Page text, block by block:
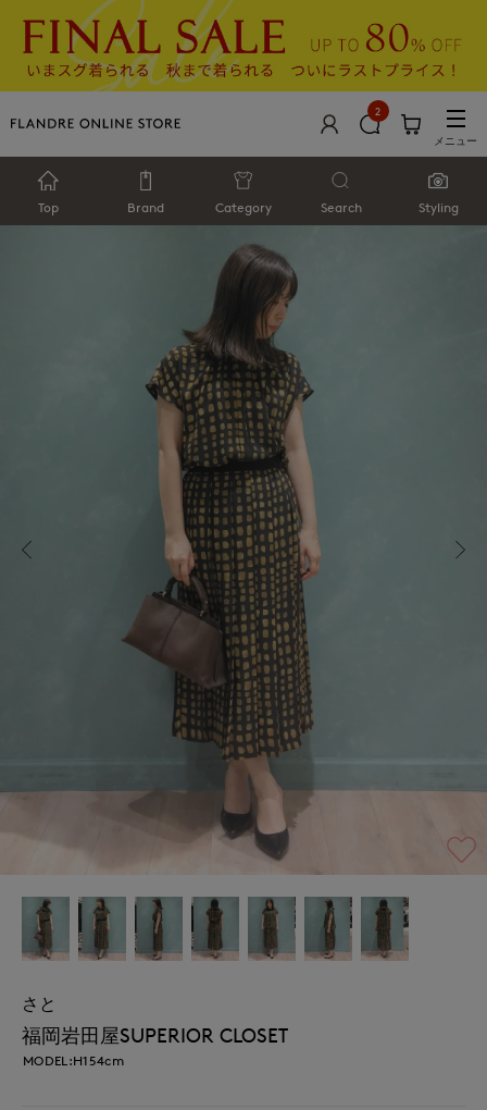
2
メニュー
Top Brand Category Search Styling
さと
福岡岩田屋SUPERIOR CLOSET
MODEL:H154cm